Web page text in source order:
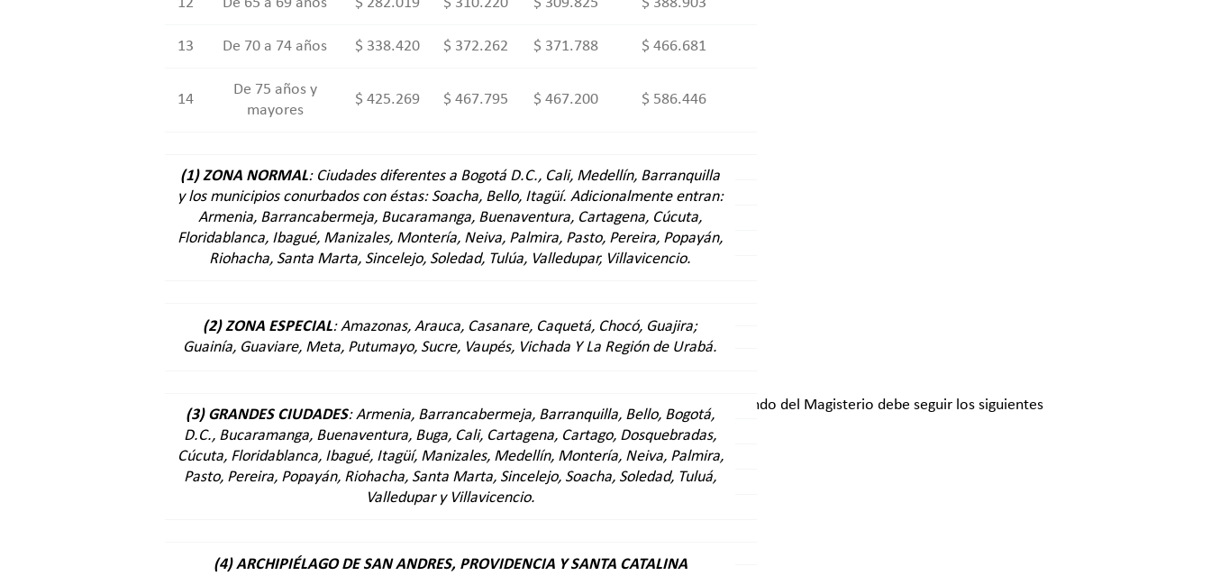
13 De 70 a 74 años $ 338.420 $ 372.262 $ 371.788 $ 466.681
14
De 75 años y
mayores
$ 425.269 $ 467.795 $ 467.200 $ 586.446
(1) ZONA NORMAL: Ciudades diferentes a Bogotá D.C., Cali, Medellín, Barranquilla
y los municipios conurbados con éstas: Soacha, Bello, Itagüí. Adicionalmente entran:
Armenia, Barrancabermeja, Bucaramanga, Buenaventura, Cartagena, Cúcuta,
Floridablanca, Ibagué, Manizales, Montería, Neiva, Palmira, Pasto, Pereira, Popayán,
Riohacha, Santa Marta, Sincelejo, Soledad, Tulúa, Valledupar, Villavicencio.
(2) ZONA ESPECIAL: Amazonas, Arauca, Casanare, Caquetá, Chocó, Guajira;
Guainía, Guaviare, Meta, Putumayo, Sucre, Vaupés, Vichada Y La Región de Urabá.
(3) GRANDES CIUDADES: Armenia, Barrancabermeja, Barranquilla, Bello, Bogotá,
D.C., Bucaramanga, Buenaventura, Buga, Cali, Cartagena, Cartago, Dosquebradas,
Cúcuta, Floridablanca, Ibagué, Itagüí, Manizales, Medellín, Montería, Neiva, Palmira,
Pasto, Pereira, Popayán, Riohacha, Santa Marta, Sincelejo, Soacha, Soledad, Tuluá,
Valledupar y Villavicencio.
(4) ARCHIPIÉLAGO DE SAN ANDRES, PROVIDENCIA Y SANTA CATALINA
Estimado docente, si desea afiliar su padre o madre como UPC adicional al servicio del Fondo del Magisterio debe seguir los siguientes
pasos:
PASO 1.
Diligenciar y adjuntar los siguientes documentos:
Declaración del docente cotizante, acreditando dependencia económica.